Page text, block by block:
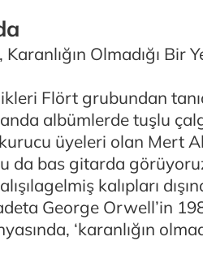
Olmadığı Bir
Flört grubundan
albümlerde tuşlu
üyeleri olan Mert
da bas gitarda
kalıpları
George Orwell’in
‘karanlığın